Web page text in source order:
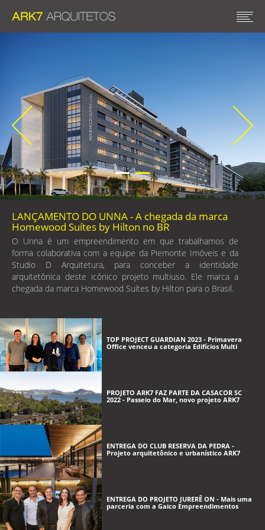
LANÇAMENTO DO UNNA - A chegada da marca
Homewood Suítes by Hilton no BR
O Unna é um empreendimento em que trabalhamos de
forma colaborativa com a equipe da Piemonte Imóveis e da
Studio D Arquitetura, para conceber a identidade
arquitetônica deste icônico projeto multiuso. Ele marca a
chegada da marca Homewood Suítes by Hilton para o Brasil.
TOP PROJECT GUARDIAN 2023 - Primavera
Office venceu a categoria Edifícios Multi
PROJETO ARK7 FAZ PARTE DA CASACOR SC
2022 - Passeio do Mar, novo projeto ARK7
ENTREGA DO CLUB RESERVA DA PEDRA -
Projeto arquitetônico e urbanístico ARK7
ENTREGA DO PROJETO JURERÊ ON - Mais uma
parceria com a Gaico Empreendimentos